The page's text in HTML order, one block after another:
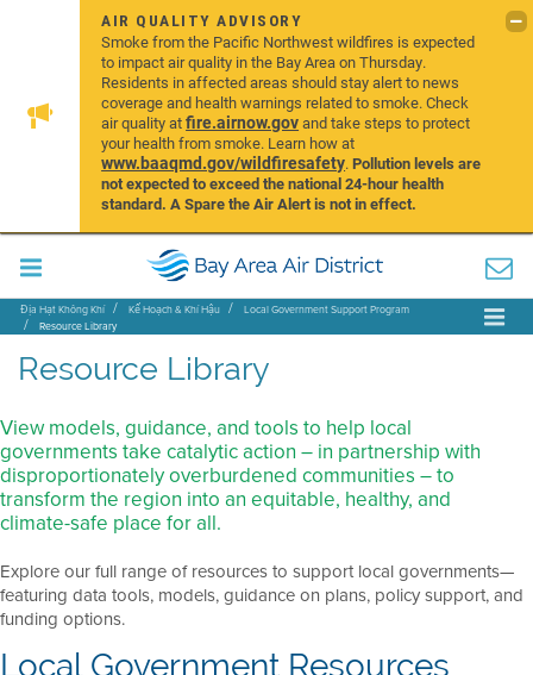
AIR QUALITY ADVISORY
Smoke from the Pacific Northwest wildfires is expected
to impact air quality in the Bay Area on Thursday.
Residents in affected areas should stay alert to news
coverage and health warnings related to smoke. Check
air quality atfire.airnow.govand take steps to protect
your health from smoke. Learn how at
www.baaqmd.gov/wildfiresafety.Pollution levels are
not expected to exceed the national 24-hour health
standard. A Spare the Air Alert is not in effect.
Địa Hạt Không Khí Kế Hoạch & Khí Hậu
Local Government Support Program
Resource Library
Resource Library
View models, guidance, and tools to help local
governments take catalytic action – in partnership with
disproportionately overburdened communities – to
transform the region into an equitable, healthy, and
climate-safe place for all.
Explore our full range of resources to support local governments—
featuring data tools, models, guidance on plans, policy support, and
funding options.
Local Government Resources